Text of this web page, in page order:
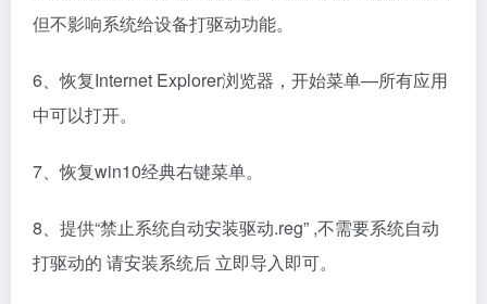
但不影响系统给设备打驱动功能。
6、恢复Internet Explorer浏览器，开始菜单—所有应用
中可以打开。
7、恢复win10经典右键菜单。
8、提供“禁止系统自动安装驱动.reg” ,不需要系统自动
打驱动的 请安装系统后 立即导入即可。